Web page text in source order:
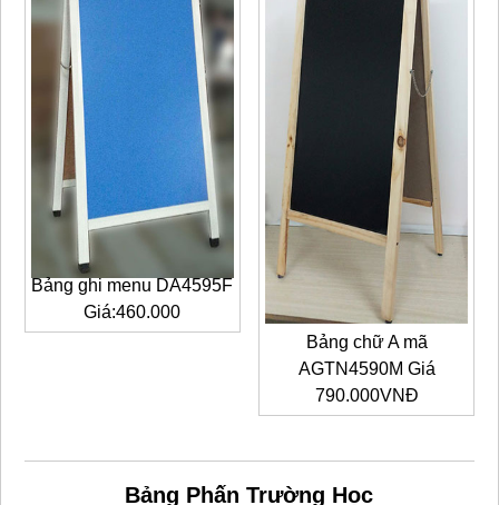
Bảng ghi menu DA4595F
Giá:460.000
Bảng chữ A mã
AGTN4590M Giá
790.000VNĐ
Bảng Phấn Trường Học